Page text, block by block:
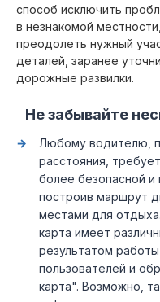
способ исключить
в незнакомой
преодолеть нужный
деталей, заранее
дорожные развилки.
Не забывайте
Любому водителю,
расстояния,
более безопасной и
построив маршрут
местами для
карта имеет
результатом
пользователей и
карта". Возможно,